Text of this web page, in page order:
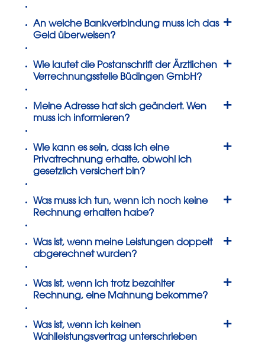
An welche Bankverbindung muss ich das
Geld überweisen?
+
Wie lautet die Postanschrift der Ärztlichen
Verrechnungsstelle Büdingen GmbH?
+
Meine Adresse hat sich geändert. Wen
muss ich informieren?
+
Wie kann es sein, dass ich eine
Privatrechnung erhalte, obwohl ich
gesetzlich versichert bin?
+
Was muss ich tun, wenn ich noch keine
Rechnung erhalten habe?
+
Was ist, wenn meine Leistungen doppelt
abgerechnet wurden?
+
Was ist, wenn ich trotz bezahlter
Rechnung, eine Mahnung bekomme?
+
Was ist, wenn ich keinen
Wahlleistungsvertrag unterschrieben
+